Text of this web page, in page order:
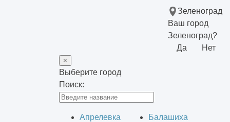
Зеленоград
Ваш город
Зеленоград?
Да
Нет
×
Выберите город
Поиск:
Апрелевка
Балашиха